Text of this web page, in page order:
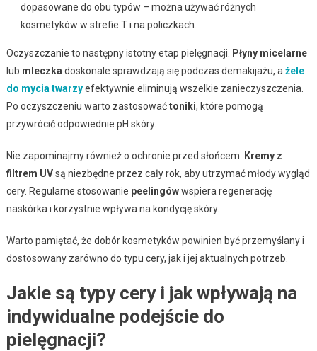
dopasowane do obu typów – można używać różnych
kosmetyków w strefie T i na policzkach.
Oczyszczanie to następny istotny etap pielęgnacji.
Płyny micelarne
lub mleczka doskonale sprawdzają się podczas demakijażu, a żele
do mycia twarzyefektywnie eliminują wszelkie zanieczyszczenia.
Po oczyszczeniu warto zastosowaćtoniki, które pomogą
przywrócić odpowiednie pH skóry.
Nie zapominajmy również o ochronie przed słońcem.
Kremy z
filtrem UVsą niezbędne przez cały rok, aby utrzymać młody wygląd
cery. Regularne stosowanie peelingówwspiera regenerację
naskórka i korzystnie wpływa na kondycję skóry.
Warto pamiętać, że dobór kosmetyków powinien być przemyślany i
dostosowany zarówno do typu cery, jak i jej aktualnych potrzeb.
Jakie są typy cery i jak wpływają na
indywidualne podejście do
pielęgnacji?